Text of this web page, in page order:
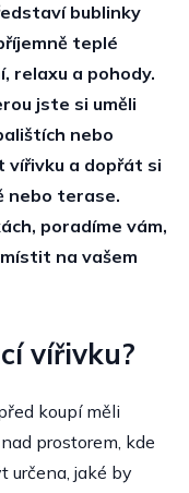
bublinky
teplé
relaxu a pohody.
jste si uměli
nebo
vířivku a dopřát si
nebo terase.
poradíme vám,
na vašem
vířivku?
koupí měli
prostorem, kde
určena, jaké by